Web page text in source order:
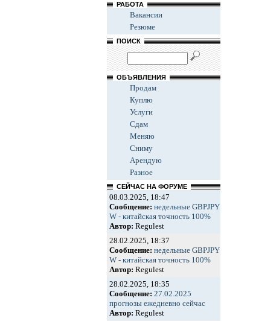
РАБОТА
Вакансии
Резюме
ПОИСК
ОБЪЯВЛЕНИЯ
Продам
Куплю
Услуги
Сдам
Меняю
Сниму
Арендую
Разное
СЕЙЧАС НА ФОРУМЕ
08.03.2025, 18:47
Сообщение: недельные GBPJPY
W - китайская точность 100%
Автор: Regulest
28.02.2025, 18:37
Сообщение: недельные GBPJPY
W - китайская точность 100%
Автор: Regulest
28.02.2025, 18:35
Сообщение: 27.02.2025
прогнозы ежедневно сейчас
Автор: Regulest